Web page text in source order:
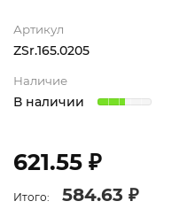
Артикул
ZSr.165.0205
Наличие
В наличии
621.55 ₽
Итого: 584.63 ₽